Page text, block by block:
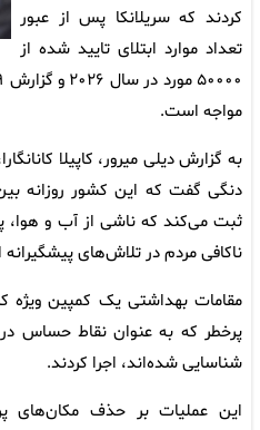
کردند که سریلانکا پس از عبور
تعداد موارد ابتلای تایید شده از
مواجه است.
به گزارش دیلی میرور، کاپیلا
ثبت می‌کند که ناشی از آب و
ناکافی مردم در تلاش‌های
پرخطر که به عنوان نقاط حساس
شناسایی شده‌اند، اجرا کردند.
این عملیات بر حذف مکان‌های